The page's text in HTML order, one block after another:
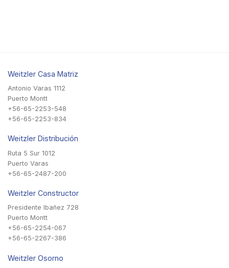
Weitzler Casa Matriz
Antonio Varas 1112
Puerto Montt
+56-65-2253-548
+56-65-2253-834
Weitzler Distribución
Ruta 5 Sur 1012
Puerto Varas
+56-65-2487-200
Weitzler Constructor
Presidente Ibañez 728
Puerto Montt
+56-65-2254-067
+56-65-2267-386
Weitzler Osorno